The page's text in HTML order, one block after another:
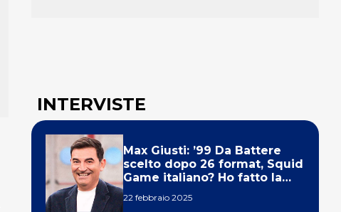
INTERVISTE
Max Giusti: ’99 Da Battere
scelto dopo 26 format, Squid
Game italiano? Ho fatto la
22 febbraio 2025